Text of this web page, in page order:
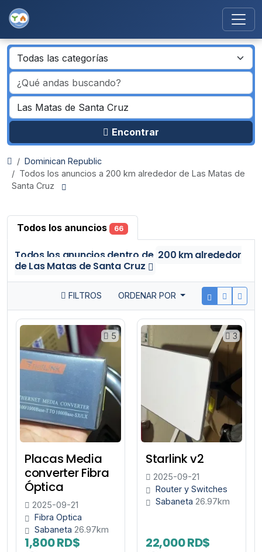
Encontrar
Dominican Republic
Todos los anuncios a 200 km alrededor de Las Matas de
Santa Cruz
Todos los anuncios 66
Todos los anunciosdentro de 200 km alrededor
de Las Matas de Santa Cruz
FILTROS ORDENAR POR
5
Placas Media
converter Fibra
Óptica
2025-09-21
Fibra Optica
Sabaneta 26.97km
1,800 RD$
3
Starlink v2
2025-09-21
Router y Switches
Sabaneta 26.97km
22,000 RD$